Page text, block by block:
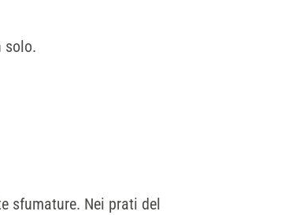
solo.
sfumature. Nei prati del